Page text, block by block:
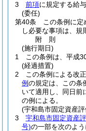
3
前項に規定する給
(委任)
第40条
この条例に
し必要な事項は、規
附 則
(施行期日)
1
この条例は、平成
(経過措置)
2
この条例による改
例の規定は、この条
いて適用し、同日前
の例による。
(宇和島市固定資産
3
宇和島市固定資産
号)の一部を次のよう